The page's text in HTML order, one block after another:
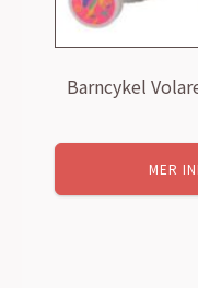
Barncykel
MER